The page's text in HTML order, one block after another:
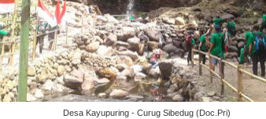
Desa Kayupuring - Curug Sibedug (Doc.Pri)